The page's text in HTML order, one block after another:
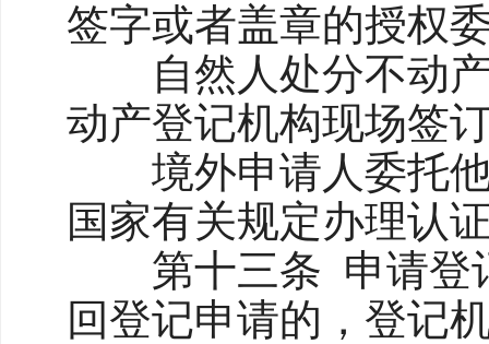
签字或者盖章的授权
自然人处分不动产
动产登记机构现场签
境外申请人委托他
国家有关规定办理认
第十三条 申请登记
回登记申请的，登记